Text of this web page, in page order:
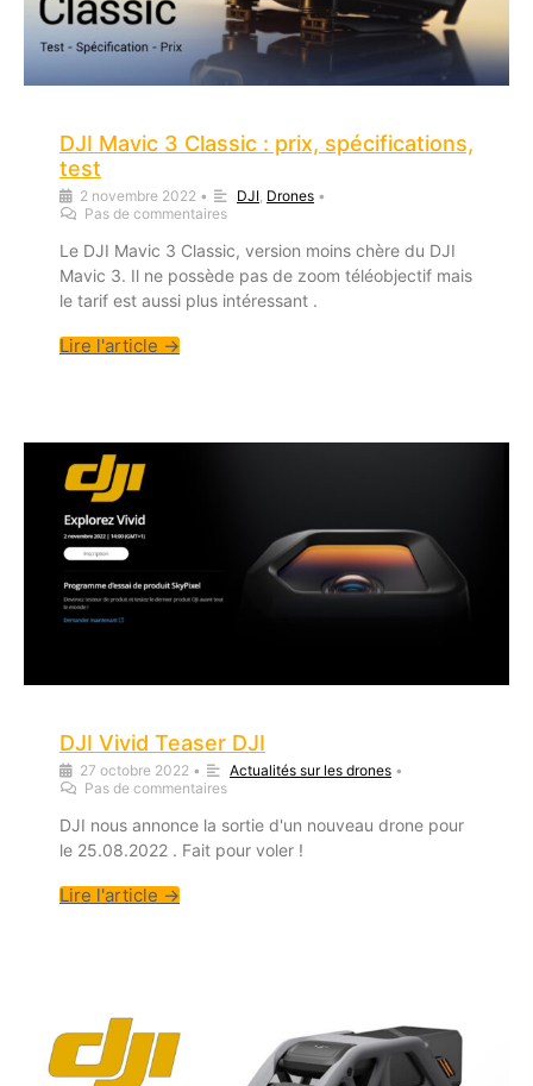
DJI Mavic 3 Classic : prix, spécifications,
test
2 novembre 2022 • DJI Drones •
Pas de commentaires
Le DJI Mavic 3 Classic, version moins chère du DJI
Mavic 3. Il ne possède pas de zoom téléobjectif mais
le tarif est aussi plus intéressant .
Lire l'article →
DJI Vivid Teaser DJI
27 octobre 2022 • Actualités sur les drones •
Pas de commentaires
DJI nous annonce la sortie d'un nouveau drone pour
le 25.08.2022 . Fait pour voler !
Lire l'article →